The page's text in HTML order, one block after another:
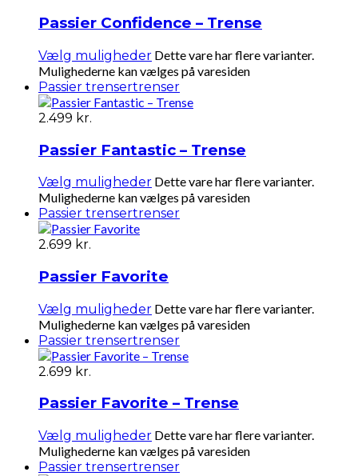
Passier Confidence – Trense
Vælg muligheder Dette vare har flere varianter.
Mulighederne kan vælges på varesiden
Passier trensertrenser
2.499 kr.
Passier Fantastic – Trense
Vælg muligheder Dette vare har flere varianter.
Mulighederne kan vælges på varesiden
Passier trensertrenser
2.699 kr.
Passier Favorite
Vælg muligheder Dette vare har flere varianter.
Mulighederne kan vælges på varesiden
Passier trensertrenser
2.699 kr.
Passier Favorite – Trense
Vælg muligheder Dette vare har flere varianter.
Mulighederne kan vælges på varesiden
Passier trensertrenser